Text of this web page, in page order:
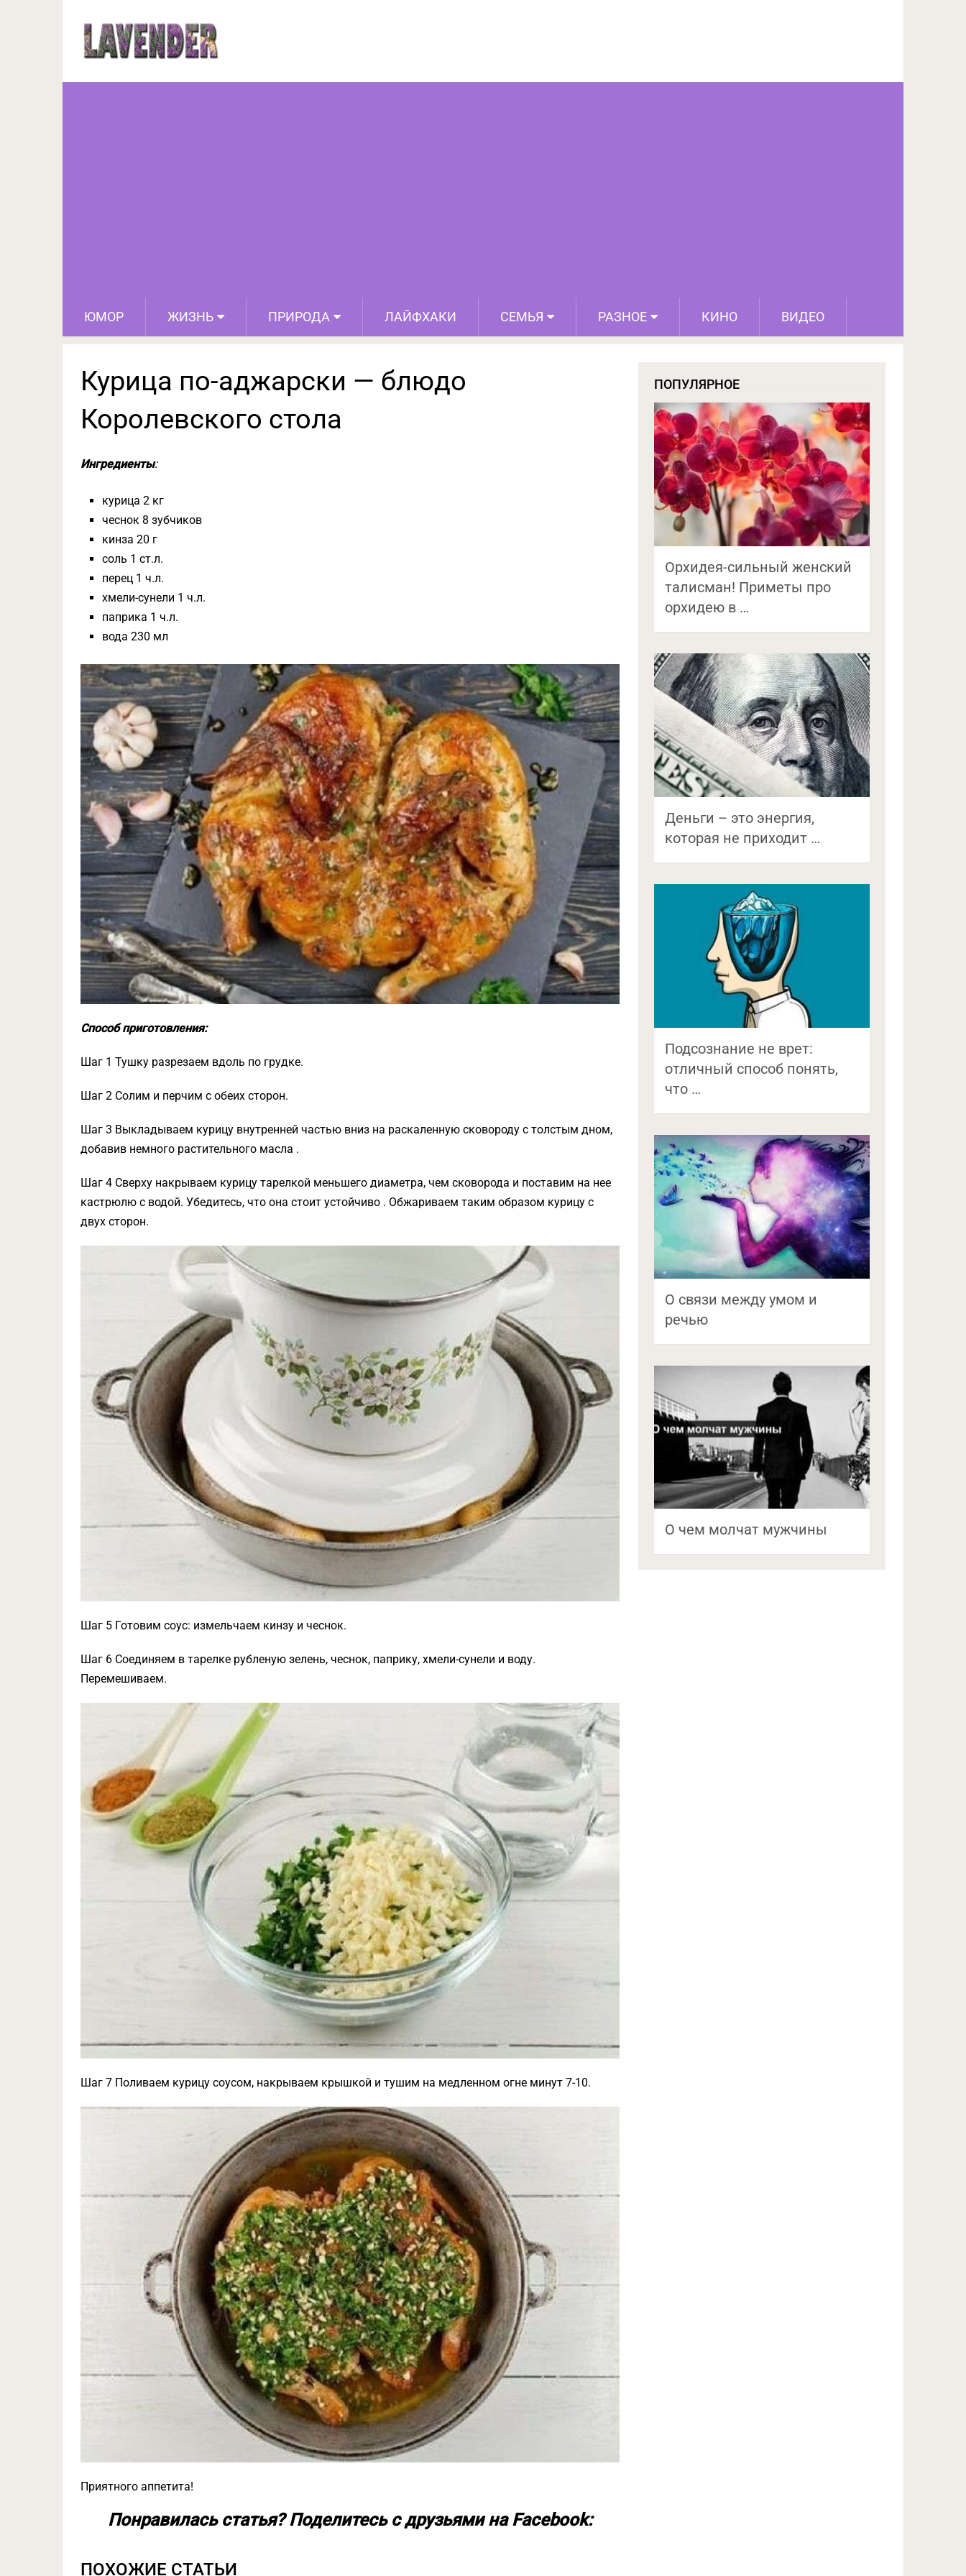
ЮМОР ЖИЗНЬ ПРИРОДА ЛАЙФХАКИ СЕМЬЯ РАЗНОЕ КИНО ВИДЕО
Курица по-аджарски — блюдо Королевского стола
Курица по-аджарски — блюдо
Королевского стола
Ингредиенты:
курица 2 кг
чеснок 8 зубчиков
кинза 20 г
соль 1 ст.л.
перец 1 ч.л.
хмели-сунели 1 ч.л.
паприка 1 ч.л.
вода 230 мл
Способ приготовления:
Шаг 1 Тушку разрезаем вдоль по грудке.
Шаг 2 Солим и перчим с обеих сторон.
Шаг 3 Выкладываем курицу внутренней частью вниз на раскаленную сковороду с толстым дном,
добавив немного растительного масла .
Шаг 4 Сверху накрываем курицу тарелкой меньшего диаметра, чем сковорода и поставим на нее
кастрюлю с водой. Убедитесь, что она стоит устойчиво . Обжариваем таким образом курицу с
двух сторон.
Шаг 5 Готовим соус: измельчаем кинзу и чеснок.
Шаг 6 Соединяем в тарелке рубленую зелень, чеснок, паприку, хмели-сунели и воду.
Перемешиваем.
Шаг 7 Поливаем курицу соусом, накрываем крышкой и тушим на медленном огне минут 7-10.
Приятного аппетита!
Понравилась статья? Поделитесь с друзьями на Facebook:
ПОХОЖИЕ СТАТЬИ
ПОПУЛЯРНОЕ
Орхидея-сильный женский
талисман! Приметы про
орхидею в …
Деньги – это энергия,
которая не приходит …
Подсознание не врет:
отличный способ понять,
что …
О связи между умом и
речью
О чем молчат мужчины